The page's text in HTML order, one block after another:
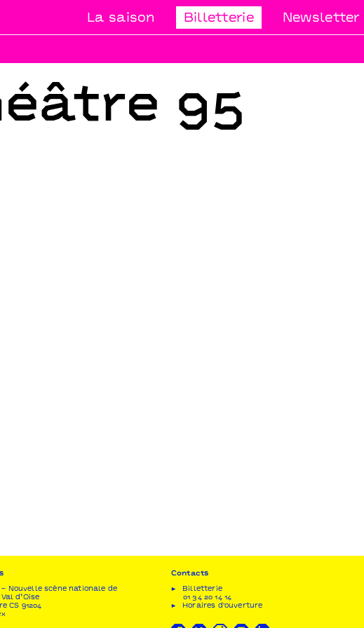
La saison Billetterie Newsletter
95
Nouvelle scène nationale de
d’Oise
CS 91204
Contacts
Billetterie
01 34 20 14 14
Horaires d'ouverture